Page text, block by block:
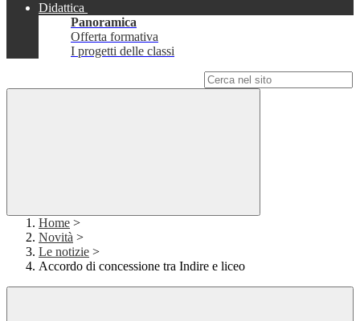
Didattica
Panoramica
Offerta formativa
I progetti delle classi
Home >
Novità >
Le notizie >
Accordo di concessione tra Indire e liceo